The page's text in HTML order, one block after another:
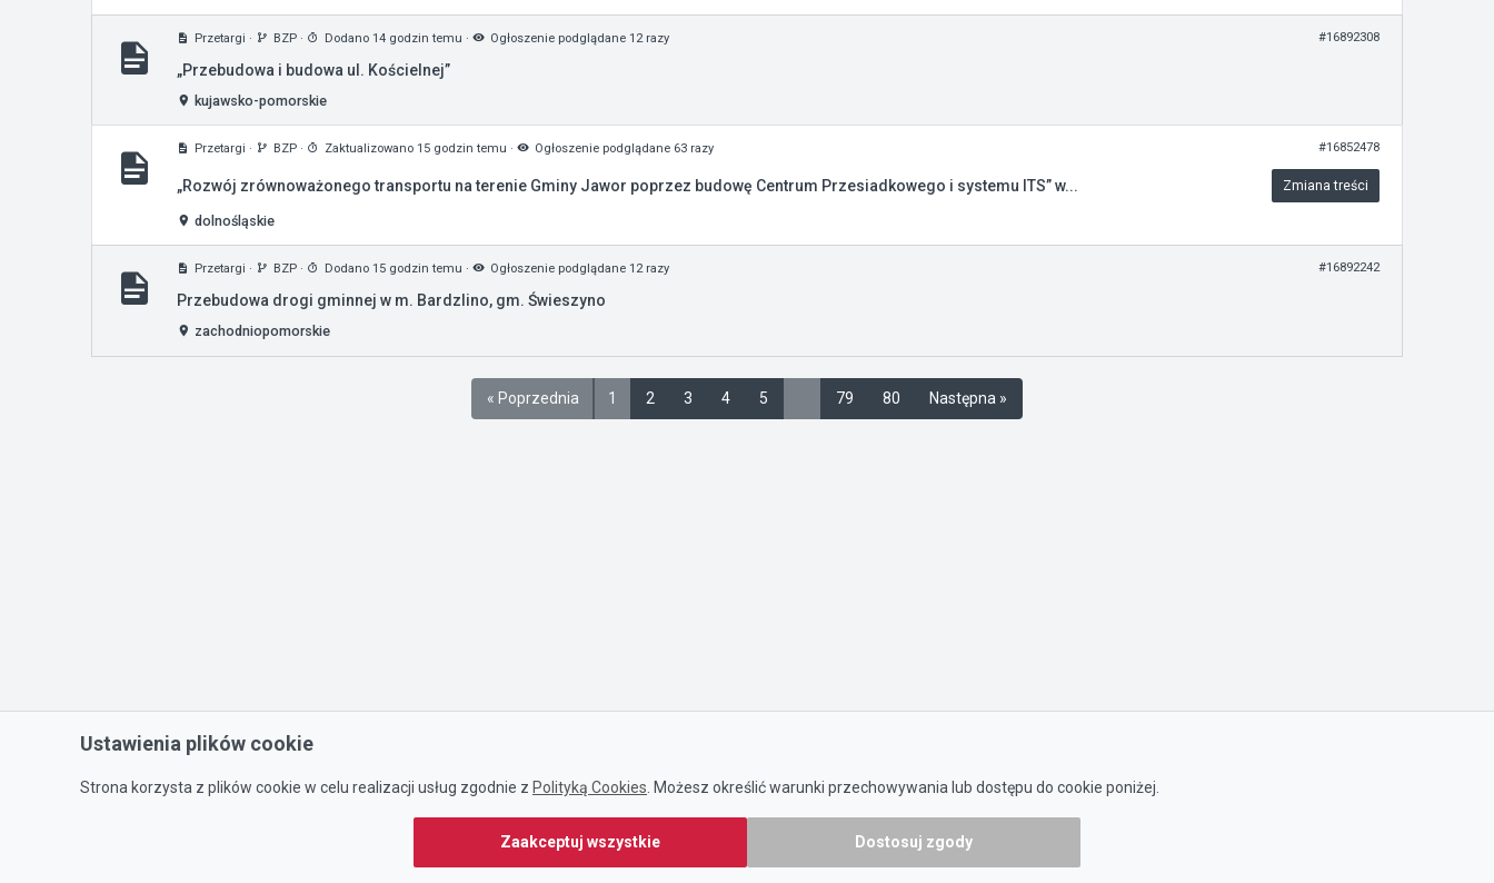
Przetargi · BZP · Dodano 14 godzin temu · Ogłoszenie podglądane 12 razy #16892308
„Przebudowa i budowa ul. Kościelnej”
kujawsko-pomorskie
Przetargi · BZP · Zaktualizowano 15 godzin temu · Ogłoszenie podglądane 63 razy #16852478
„Rozwój zrównoważonego transportu na terenie Gminy Jawor poprzez budowę Centrum Przesiadkowego i systemu ITS” w... Zmiana treści
dolnośląskie
Przetargi · BZP · Dodano 15 godzin temu · Ogłoszenie podglądane 12 razy #16892242
Przebudowa drogi gminnej w m. Bardzlino, gm. Świeszyno
zachodniopomorskie
« Poprzednia 1 2 3 4 5 79 80 Następna »
Ustawienia plików cookie
Strona korzysta z plików cookie w celu realizacji usług zgodnie z Polityką Cookies . Możesz określić warunki przechowywania lub dostępu do cookie poniżej.
Zaakceptuj wszystkie Dostosuj zgody